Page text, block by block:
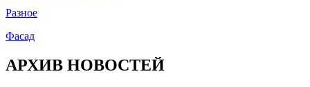
Разное
Фасад
АРХИВ НОВОСТЕЙ